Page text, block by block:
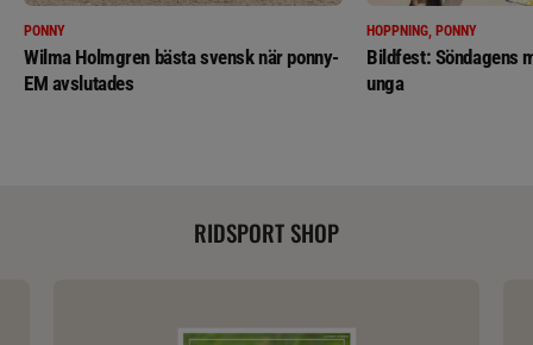
PONNY
Wilma Holmgren bästa svensk när ponny-
EM avslutades
HOPPNING, PONNY
Bildfest: Söndagens
unga
RIDSPORT SHOP